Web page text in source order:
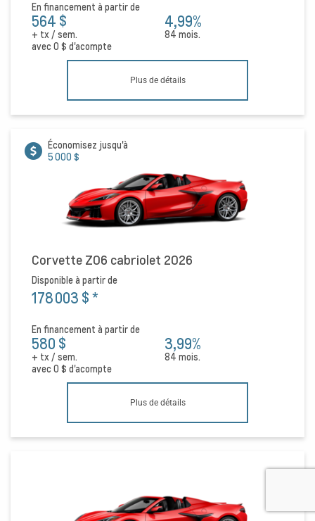
En financement à partir de
564 $
+ tx / sem.
4,99%
84 mois.
avec0 $ d'acompte
Plus de détails
Économisez jusqu'à
5 000 $
Corvette Z06 cabriolet 2026
Disponible à partir de
178 003 $*
En financement à partir de
580 $
+ tx / sem.
3,99%
84 mois.
avec0 $ d'acompte
Plus de détails